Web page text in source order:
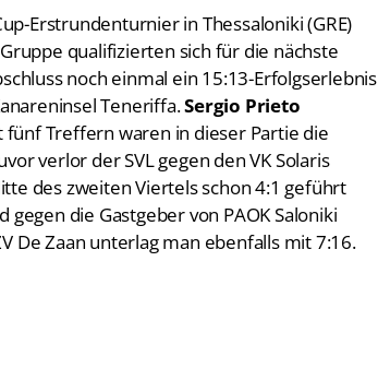
Erstrundenturnier in Thessaloniki (GRE)
qualifizierten sich für die nächste
noch einmal ein 15:13-Erfolgserlebnis
Teneriffa.Sergio Prieto
fünf Treffern waren in dieser Partie die
verlor der SVL gegen den VK Solaris
des zweiten Viertels schon 4:1 geführt
die Gastgeber von PAOK Saloniki
De Zaan unterlag man ebenfalls mit 7:16.